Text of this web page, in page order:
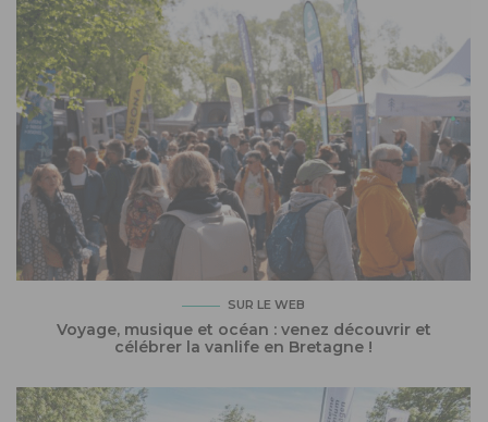
SUR LE WEB
Voyage, musique et océan : venez découvrir et
célébrer la vanlife en Bretagne !